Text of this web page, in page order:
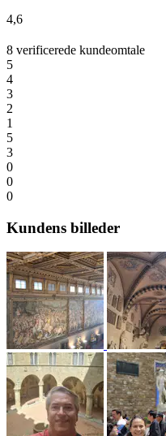
4,6
8 verificerede kundeomtale
5
4
3
2
1
5
3
0
0
0
Kundens billeder